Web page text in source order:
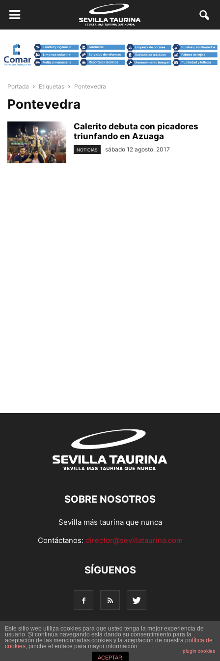
Portada Etiquetas Pontevedra
Pontevedra
Calerito debuta con picadores
triunfando en Azuaga
NOTICIAS sábado 12 agosto, 2017
SOBRE NOSOTROS
Sevilla más taurina que nunca
Contáctanos: director@sevillataurina.com
SÍGUENOS
© Copyright 2016 - Sevilla Taurina. Todos los derechos
reservados | Desarrollado por
Este sitio web utiliza cookies para que usted tenga la mejor experiencia de
usuario. Si continúa navegando está dando su consentimiento para la
aceptación de las mencionadas cookies y la aceptación de nuestra política de
cookies, pinche el enlace para mayor información.
plugin cookies
ACEPTAR